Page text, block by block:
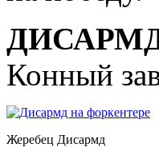
Конный
Жеребец Дисармд